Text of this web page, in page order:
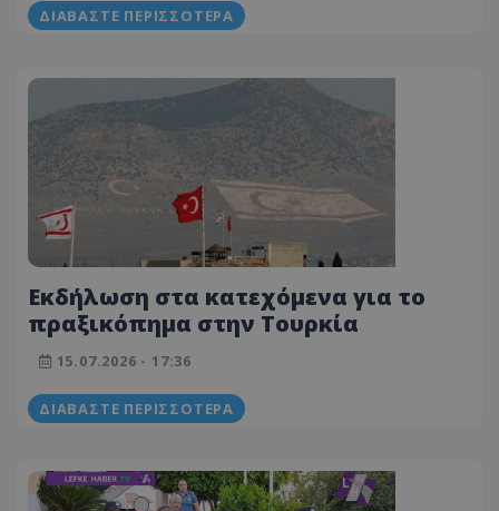
ΔΙΑΒΆΣΤΕ ΠΕΡΙΣΣΌΤΕΡΑ
Εκδήλωση στα κατεχόμενα για το
πραξικόπημα στην Τουρκία
15.07.2026 - 17:36
ΔΙΑΒΆΣΤΕ ΠΕΡΙΣΣΌΤΕΡΑ